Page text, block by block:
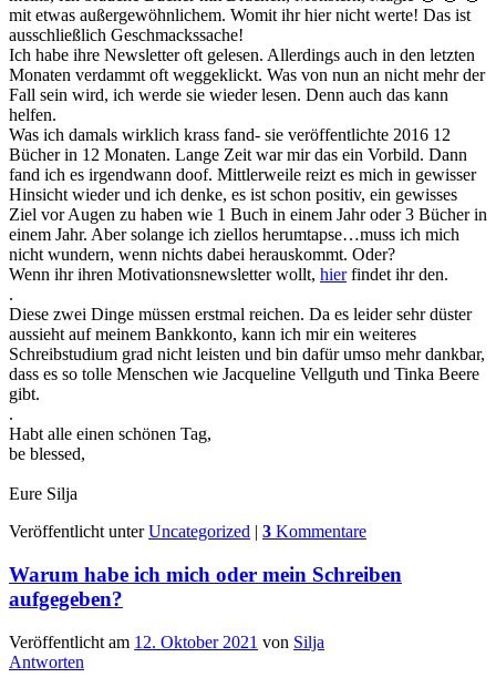
mit etwas außergewöhnlichem. Womit ihr hier nicht werte! Das ist
ausschließlich Geschmackssache!
Ich habe ihre Newsletter oft gelesen. Allerdings auch in den letzten
Monaten verdammt oft weggeklickt. Was von nun an nicht mehr der
Fall sein wird, ich werde sie wieder lesen. Denn auch das kann
helfen.
Was ich damals wirklich krass fand- sie veröffentlichte 2016 12
Bücher in 12 Monaten. Lange Zeit war mir das ein Vorbild. Dann
fand ich es irgendwann doof. Mittlerweile reizt es mich in gewisser
Hinsicht wieder und ich denke, es ist schon positiv, ein gewisses
Ziel vor Augen zu haben wie 1 Buch in einem Jahr oder 3 Bücher in
einem Jahr. Aber solange ich ziellos herumtapse…muss ich mich
nicht wundern, wenn nichts dabei herauskommt. Oder?
Wenn ihr ihren Motivationsnewsletter wollt, hierfindet ihr den.
.
Diese zwei Dinge müssen erstmal reichen. Da es leider sehr düster
aussieht auf meinem Bankkonto, kann ich mir ein weiteres
Schreibstudium grad nicht leisten und bin dafür umso mehr dankbar,
dass es so tolle Menschen wie Jacqueline Vellguth und Tinka Beere
gibt.
.
Habt alle einen schönen Tag,
be blessed,
Eure Silja
Veröffentlicht unter Uncategorized | 3 Kommentare
Warum habe ich mich oder mein Schreiben
aufgegeben?
Veröffentlicht am 12. Oktober 2021 von Silja
Antworten